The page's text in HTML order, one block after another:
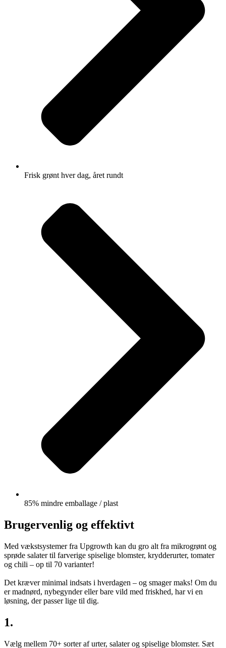
Frisk grønt hver dag, året rundt
85% mindre emballage / plast
Brugervenlig og effektivt
Med vækstsystemer fra Upgrowth kan du gro alt fra mikrogrønt og
sprøde salater til farverige spiselige blomster, krydderurter, tomater
og chili – op til 70 varianter!
Det kræver minimal indsats i hverdagen – og smager maks! Om du
er madnørd, nybegynder eller bare vild med friskhed, har vi en
løsning, der passer lige til dig.
1.
Vælg mellem 70+ sorter af urter, salater og spiselige blomster. Sæt